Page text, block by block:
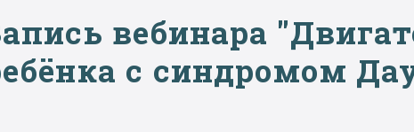
вебинара
с синдромом